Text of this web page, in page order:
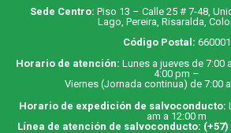
Sede Centro: Piso 13 – Calle 25 # 7-48,
Lago, Pereira, Risaralda,
Código Postal: 660001
Horario de atención: Lunes a jueves de 7:00
4:00 pm –
Viernes (Jornada continua) de 7:00
Horario de expedición de salvoconducto:
am a 12:00 m
Línea de atención de salvoconducto: (+57)